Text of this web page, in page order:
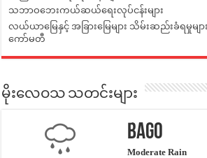
သဘာဝဘေးကယ်ဆယ်ရေးလုပ်ငန်းများ
လယ်ယာမြေနှင့် အခြားမြေများ သိမ်းဆည်းခံရမှုမျ
ကော်မတီ
မိုးလေဝသ သတင်းများ
Bago
Moderate Rain